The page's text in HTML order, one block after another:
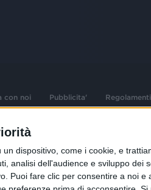
dispositivo, come i cookie, e
analisi dell'audience e sviluppo dei
Puoi fare clic per consentire a
con noi Pubblicita' Regolamenti
d'autore e dei diritti
e n° iscrizione
n°286 - 3 Aprile
02